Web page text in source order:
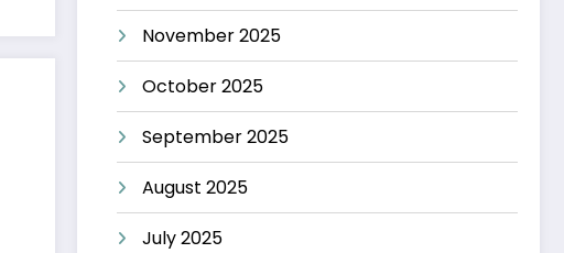
November 2025
October 2025
September 2025
August 2025
July 2025